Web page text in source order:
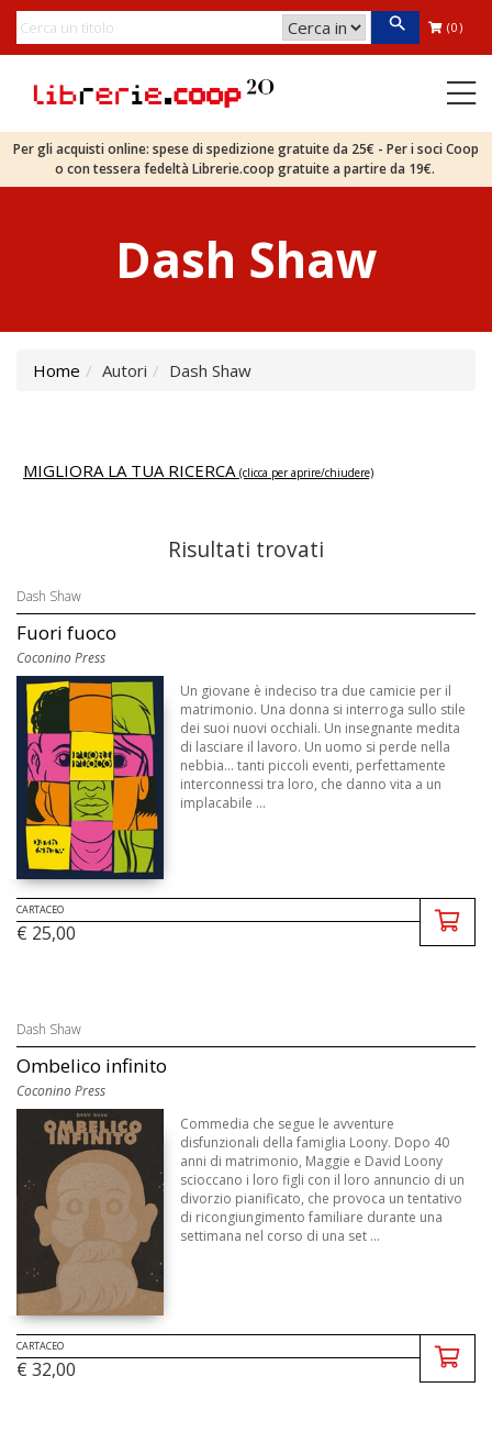
(0)
Per gli acquisti online: spese di spedizione gratuite da 25€ - Per i soci Coop
o con tessera fedeltà Librerie.coop gratuite a partire da 19€.
Dash Shaw
Home Autori Dash Shaw
MIGLIORA LA TUA RICERCA (clicca per aprire/chiudere)
Risultati trovati
Dash Shaw
Fuori fuoco
Coconino Press
Un giovane è indeciso tra due camicie per il
matrimonio. Una donna si interroga sullo stile
dei suoi nuovi occhiali. Un insegnante medita
di lasciare il lavoro. Un uomo si perde nella
nebbia... tanti piccoli eventi, perfettamente
interconnessi tra loro, che danno vita a un
implacabile ...
CARTACEO
€ 25,00
Dash Shaw
Ombelico infinito
Coconino Press
Commedia che segue le avventure
disfunzionali della famiglia Loony. Dopo 40
anni di matrimonio, Maggie e David Loony
scioccano i loro figli con il loro annuncio di un
divorzio pianificato, che provoca un tentativo
di ricongiungimento familiare durante una
settimana nel corso di una set ...
CARTACEO
€ 32,00